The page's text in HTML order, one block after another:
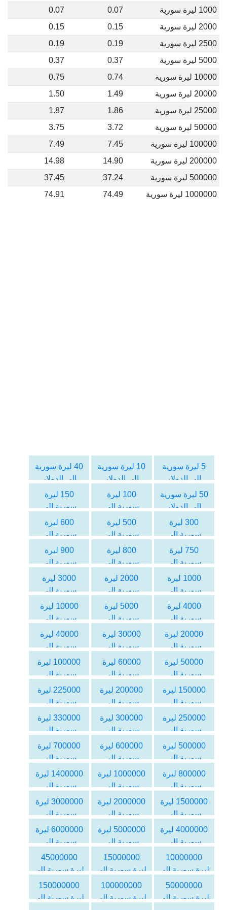
1000 ليرة سورية 0.07
0.07
2000 ليرة سورية
0.15
0.15
2500 ليرة سورية
0.19
0.19
5000 ليرة سورية
0.37
0.37
10000 ليرة سورية
0.74
0.75
20000 ليرة سورية
1.49
1.50
25000 ليرة سورية
1.86
1.87
50000 ليرة سورية
3.72
3.75
100000 ليرة سورية
7.45
7.49
200000 ليرة سورية
14.90
14.98
500000 ليرة سورية
37.24
37.45
1000000 ليرة سورية
74.49
74.91
5 ليرة سورية
الى الدولار
الأمريكي
10 ليرة سورية
الى الدولار
الأمريكي
40 ليرة سورية
الى الدولار
الأمريكي
50 ليرة سورية
الى الدولار
الأمريكي
100 ليرة
سورية الى
الدولار
الأمريكي
150 ليرة
سورية الى
الدولار
الأمريكي
300 ليرة
سورية الى
الدولار
الأمريكي
500 ليرة
سورية الى
الدولار
الأمريكي
600 ليرة
سورية الى
الدولار
الأمريكي
750 ليرة
سورية الى
الدولار
الأمريكي
800 ليرة
سورية الى
الدولار
الأمريكي
900 ليرة
سورية الى
الدولار
الأمريكي
1000 ليرة
سورية الى
الدولار
الأمريكي
2000 ليرة
سورية الى
الدولار
الأمريكي
3000 ليرة
سورية الى
الدولار
الأمريكي
4000 ليرة
سورية الى
الدولار
الأمريكي
5000 ليرة
سورية الى
الدولار
الأمريكي
10000 ليرة
سورية الى
الدولار
الأمريكي
20000 ليرة
سورية الى
الدولار
الأمريكي
30000 ليرة
سورية الى
الدولار
الأمريكي
40000 ليرة
سورية الى
الدولار
الأمريكي
50000 ليرة
سورية الى
الدولار
الأمريكي
60000 ليرة
سورية الى
الدولار
الأمريكي
100000 ليرة
سورية الى
الدولار
الأمريكي
150000 ليرة
سورية الى
الدولار
الأمريكي
200000 ليرة
سورية الى
الدولار
الأمريكي
225000 ليرة
سورية الى
الدولار
الأمريكي
250000 ليرة
سورية الى
الدولار
الأمريكي
300000 ليرة
سورية الى
الدولار
الأمريكي
330000 ليرة
سورية الى
الدولار
الأمريكي
500000 ليرة
سورية الى
الدولار
الأمريكي
600000 ليرة
سورية الى
الدولار
الأمريكي
700000 ليرة
سورية الى
الدولار
الأمريكي
800000 ليرة
سورية الى
الدولار
الأمريكي
1000000 ليرة
سورية الى
الدولار
الأمريكي
1400000 ليرة
سورية الى
الدولار
الأمريكي
1500000 ليرة
سورية الى
الدولار
الأمريكي
2000000 ليرة
سورية الى
الدولار
الأمريكي
3000000 ليرة
سورية الى
الدولار
الأمريكي
4000000 ليرة
سورية الى
الدولار
الأمريكي
5000000 ليرة
سورية الى
الدولار
الأمريكي
6000000 ليرة
سورية الى
الدولار
الأمريكي
10000000
ليرة سورية الى
الدولار
الأمريكي
15000000
ليرة سورية الى
الدولار
الأمريكي
45000000
ليرة سورية الى
الدولار
الأمريكي
50000000
ليرة سورية الى
100000000
ليرة سورية الى
150000000
ليرة سورية الى